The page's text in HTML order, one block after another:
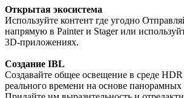
Открытая экосистема
Используйте контент где угодно
напрямую в Painter и Stager или
3D-приложениях.
Создание IBL
Создавайте общее освещение в среде
реального времени на основе